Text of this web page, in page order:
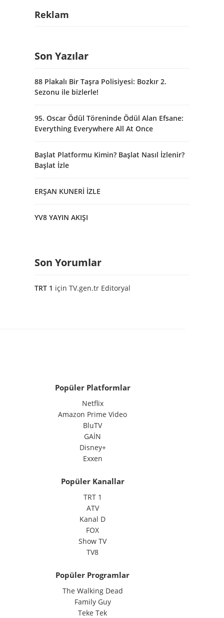
Reklam
Son Yazılar
88 Plakalı Bir Taşra Polisiyesi: Bozkır 2.
Sezonu ile bizlerle!
95. Oscar Ödül Töreninde Ödül Alan Efsane:
Everything Everywhere All At Once
Başlat Platformu Kimin? Başlat Nasıl İzlenir?
Başlat İzle
ERŞAN KUNERİ İZLE
YV8 YAYIN AKIŞI
Son Yorumlar
TRT 1 için TV.gen.tr Editoryal
Popüler Platformlar
Netflix
Amazon Prime Video
BluTV
GAİN
Disney+
Exxen
Popüler Kanallar
TRT 1
ATV
Kanal D
FOX
Show TV
TV8
Popüler Programlar
The Walking Dead
Family Guy
Teke Tek